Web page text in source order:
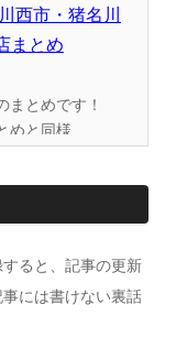
西市・猪名川
まとめ
まとめです！
めと同様...
ると、記事の更新
には書けない裏話